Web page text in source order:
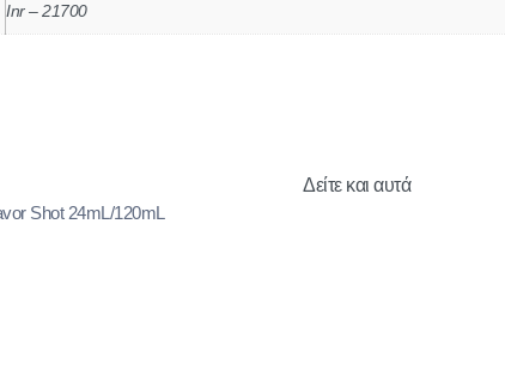
Inr – 21700
Δείτε και αυτά